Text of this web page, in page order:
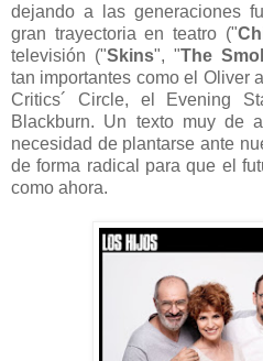
dejando a las generaciones
gran trayectoria en teatro ("
televisión ("Skins", "The
tan importantes como el Oliver
Critics´ Circle, el Evening
Blackburn. Un texto muy de
necesidad de plantarse ante
de forma radical para que el
como ahora.